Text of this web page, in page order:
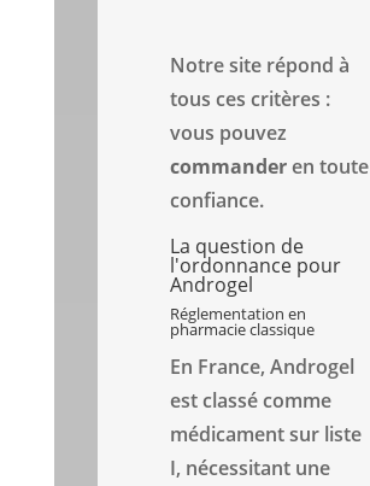
Notre site répond à
tous ces critères :
vous pouvez
commanderen toute
confiance.
La question de
l'ordonnance pour
Androgel
Réglementation en
pharmacie classique
En France, Androgel
est classé comme
médicament sur liste
I, nécessitant une